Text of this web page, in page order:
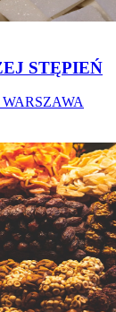
STĘPIEŃ